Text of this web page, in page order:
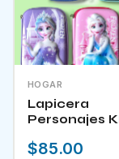
HOGAR
Lapicera
Personajes
$85.00